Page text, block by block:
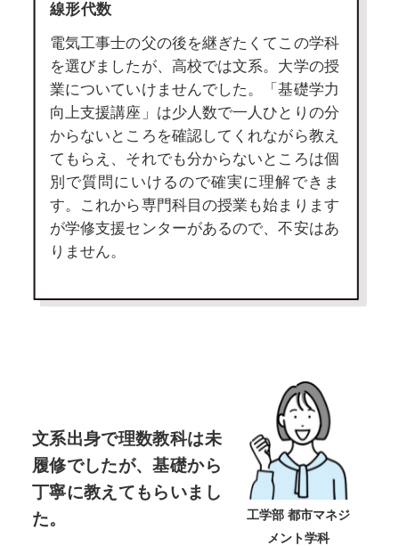
線形代数
電気工事士の父の後を継ぎたくてこの学科
を選びましたが、高校では文系。大学の授
業についていけませんでした。「基礎学力
向上支援講座」は少人数で一人ひとりの分
からないところを確認してくれながら教え
てもらえ、それでも分からないところは個
別で質問にいけるので確実に理解できま
す。これから専門科目の授業も始まります
が学修支援センターがあるので、不安はあ
りません。
文系出身で理数教科は未
履修でしたが、基礎から
丁寧に教えてもらいまし
た。
工学部 都市マネジ
メント学科